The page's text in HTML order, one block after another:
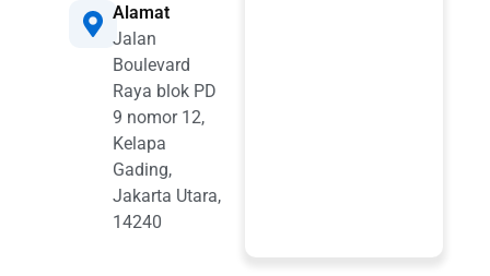
Alamat
Jalan
Boulevard
Raya blok PD
9 nomor 12,
Kelapa
Gading,
Jakarta Utara,
14240